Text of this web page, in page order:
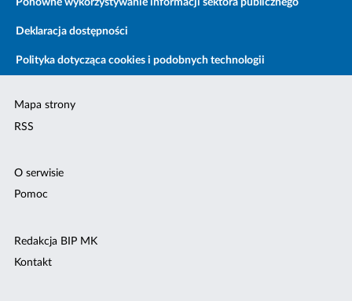
Ponowne wykorzystywanie informacji sektora publicznego
Deklaracja dostępności
Polityka dotycząca cookies i podobnych technologii
Mapa strony
RSS
O serwisie
Pomoc
Redakcja BIP MK
Kontakt